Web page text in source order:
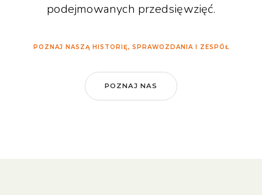
podejmowanych przedsięwzięć.
POZNAJ NASZĄ HISTORIĘ, SPRAWOZDANIA I ZESPÓŁ
POZNAJ NAS